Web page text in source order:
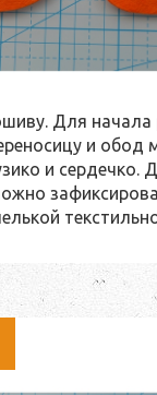
Для
и обод
и сердечко.